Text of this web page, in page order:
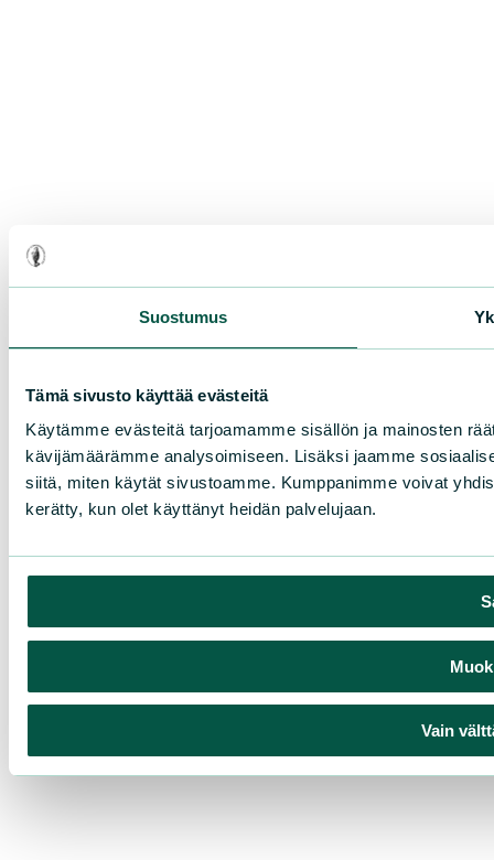
Suostumus
Tämä sivusto käyttää evästeitä
Käytämme evästeitä tarjoamamme sisällön ja mainosten
kävijämäärämme analysoimiseen. Lisäksi jaamme
siitä, miten käytät sivustoamme. Kumppanimme voivat
kerätty, kun olet käyttänyt heidän palvelujaan.
Vain